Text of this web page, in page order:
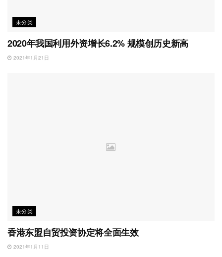
未分类
2020年我国利用外资增长6.2% 规模创历史新高
2021年1月21日
未分类
香港东盟自贸投资协定将全面生效
2021年1月11日